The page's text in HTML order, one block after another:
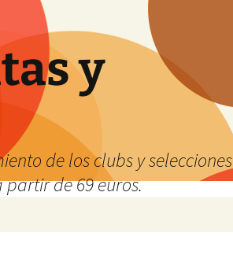
y
de los clubs y selecciones
de 69 euros.